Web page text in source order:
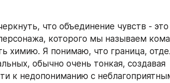
что объединение чувств - это
которого мы называем
химию. Я понимаю, что граница,
обычно очень тонкая, создавая
к недопониманию с